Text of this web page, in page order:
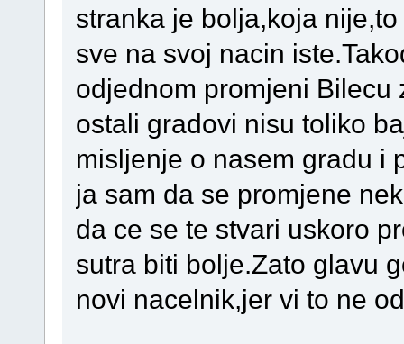
stranka je bolja,koja
sve na svoj nacin
odjednom promjeni Bilecu
ostali gradovi nisu toliko
misljenje o nasem gradu i
ja sam da se promjene
da ce se te stvari uskoro
sutra biti bolje.Zato glavu
novi nacelnik,jer vi to ne